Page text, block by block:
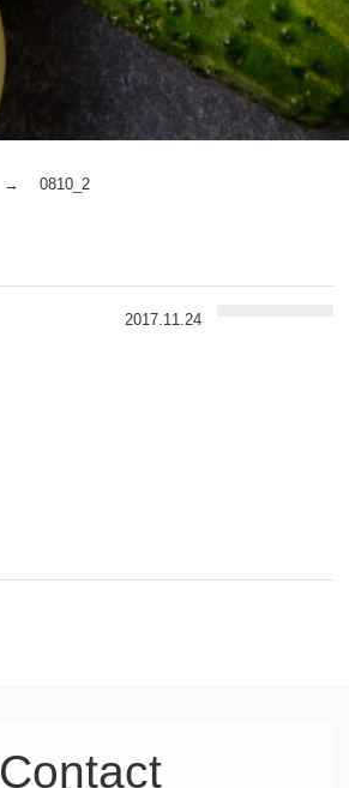
0810_2
2017.11.24
Contact